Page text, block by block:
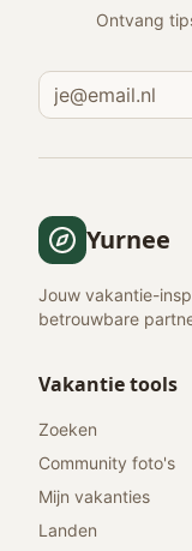
Ontvang
Yurnee
Jouw vakantie-
betrouwbare
Vakantie tools
Zoeken
Community foto's
Mijn vakanties
Landen